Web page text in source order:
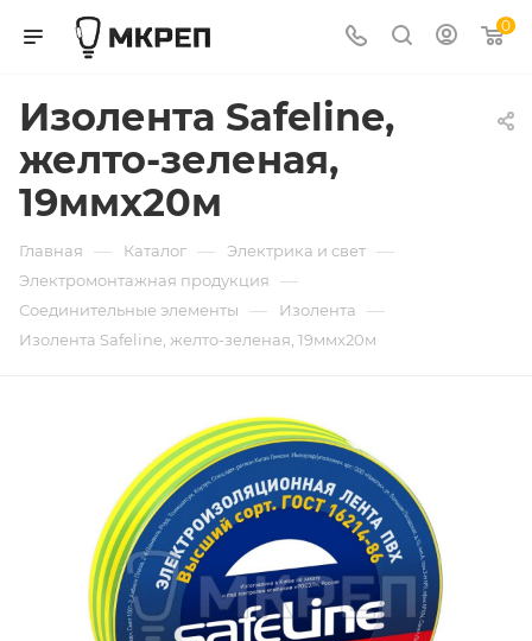
0
Изолента Safeline,
желто-зеленая,
19ммх20м
Главная — Каталог — Электрика и свет —
Электромонтажная продукция —
Соединительные элементы — Изолента —
Изолента Safeline, желто-зеленая, 19ммх20м